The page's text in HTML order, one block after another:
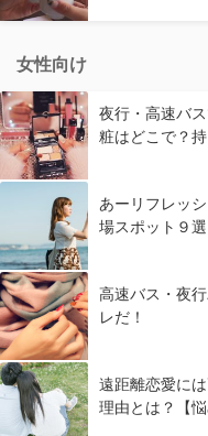
女性向け
夜行・高速バ
粧はどこで？
あーリフレッ
場スポット９選
高速バス・夜
レだ！
遠距離恋愛に
理由とは？【悩